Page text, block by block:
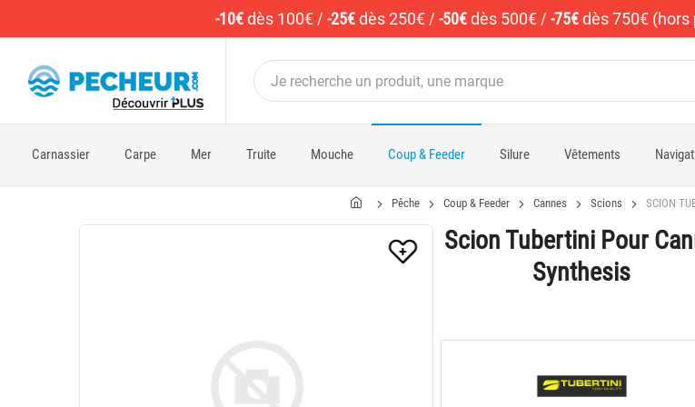
-10€dès 100€ / -25€dès 250€ / -50€dès 500€ / -75€dès 750€ (hors
Carnassier Carpe Mer Truite Mouche Coup & Feeder Silure Vêtements
Pêche Coup & Feeder Cannes Scions SCION
Scion Tubertini Pour
Synthesis